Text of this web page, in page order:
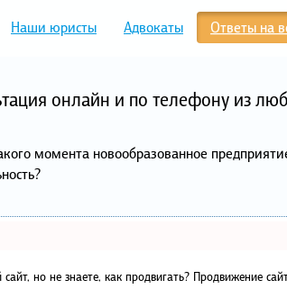
Наши юристы Адвокаты Ответы на
онлайн и по телефону из
момента новообразованное
но не знаете, как продвигать? Продвижение